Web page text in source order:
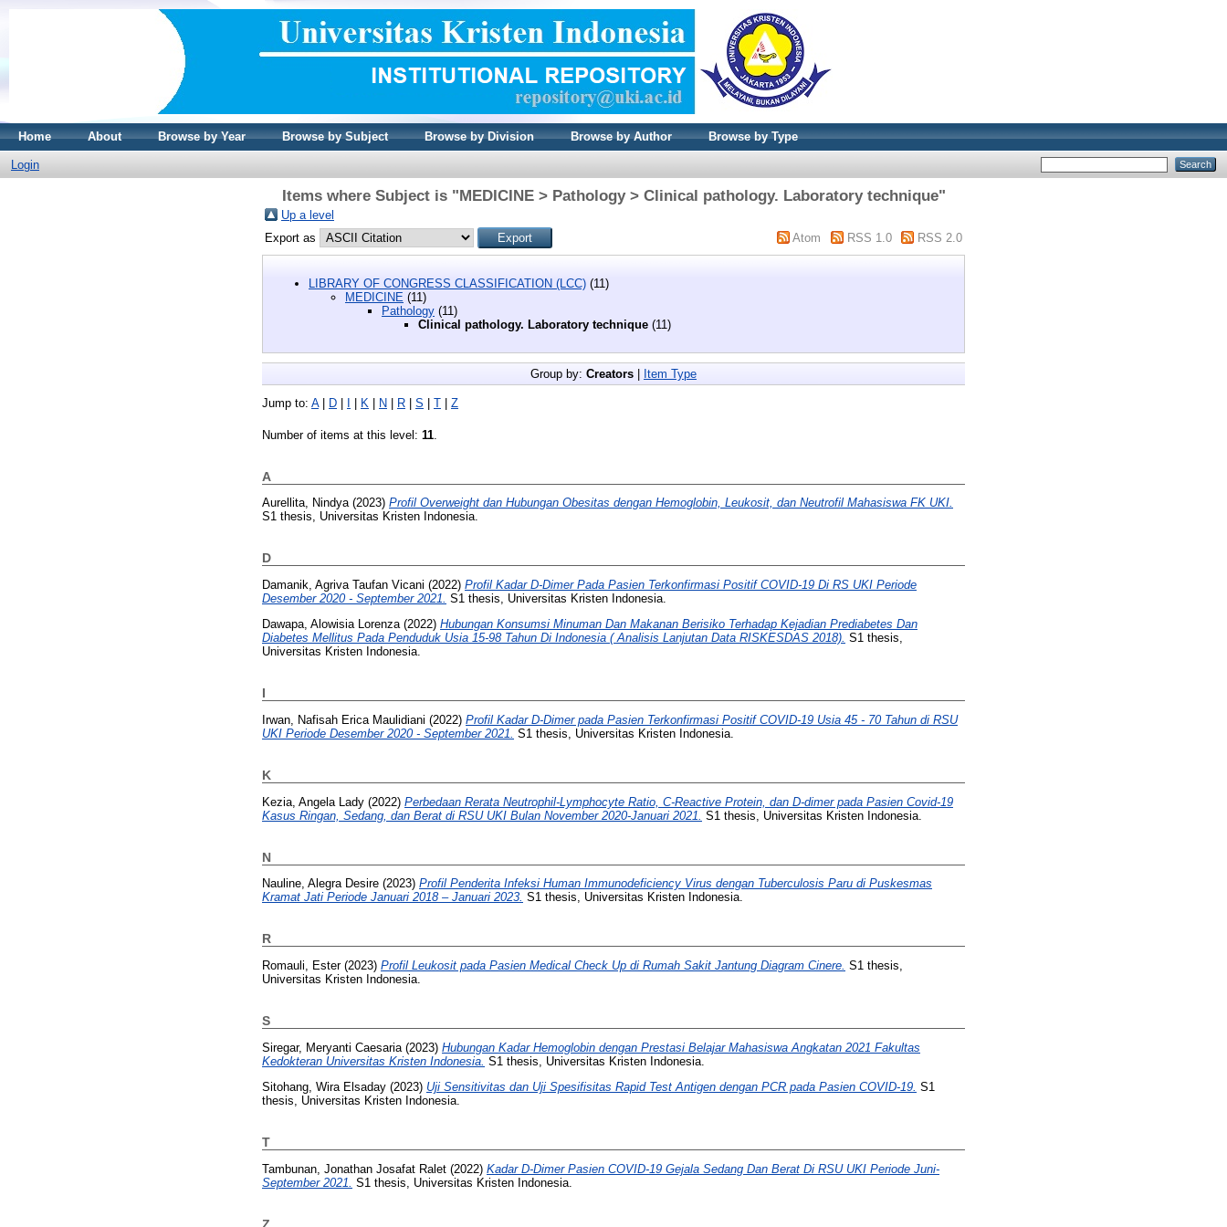
Home About Browse by Year Browse by Subject Browse by Division Browse by Author Browse by Type
Login
Items where Subject is "MEDICINE > Pathology > Clinical pathology. Laboratory technique"
Up a level
Export as
Atom RSS 1.0 RSS 2.0
LIBRARY OF CONGRESS CLASSIFICATION (LCC) (11)
MEDICINE (11)
Pathology (11)
Clinical pathology. Laboratory technique (11)
Group by: Creators | Item Type
Jump to: A| D | I | K | N | R | S | T | Z
Number of items at this level: 11
A
Aurellita, Nindya(2023) Profil Overweight dan Hubungan Obesitas dengan Hemoglobin, Leukosit, dan Neutrofil Mahasiswa FK UKI.
S1 thesis, Universitas Kristen Indonesia.
D
Damanik, Agriva Taufan Vicani (2022) Profil Kadar D-Dimer Pada Pasien Terkonfirmasi Positif COVID-19 Di RS UKI Periode
Desember 2020 - September 2021. S1 thesis, Universitas Kristen Indonesia.
Dawapa, Alowisia Lorenza (2022) Hubungan Konsumsi Minuman Dan Makanan Berisiko Terhadap Kejadian Prediabetes Dan
Diabetes Mellitus Pada Penduduk Usia 15-98 Tahun Di Indonesia ( Analisis Lanjutan Data RISKESDAS 2018). S1 thesis,
Universitas Kristen Indonesia.
I
Irwan, Nafisah Erica Maulidiani (2022) Profil Kadar D-Dimer pada Pasien Terkonfirmasi Positif COVID-19 Usia 45 - 70 Tahun di RSU
UKI Periode Desember 2020 - September 2021. S1 thesis, Universitas Kristen Indonesia.
K
Kezia, Angela Lady (2022) Perbedaan Rerata Neutrophil-Lymphocyte Ratio, C-Reactive Protein, dan D-dimer pada Pasien Covid-19
Kasus Ringan, Sedang, dan Berat di RSU UKI Bulan November 2020-Januari 2021. S1 thesis, Universitas Kristen Indonesia.
N
Nauline, Alegra Desire (2023) Profil Penderita Infeksi Human Immunodeficiency Virus dengan Tuberculosis Paru di Puskesmas
Kramat Jati Periode Januari 2018 – Januari 2023. S1 thesis, Universitas Kristen Indonesia.
R
Romauli, Ester(2023) Profil Leukosit pada Pasien Medical Check Up di Rumah Sakit Jantung Diagram Cinere. S1 thesis,
Universitas Kristen Indonesia.
S
Siregar, Meryanti Caesaria (2023) Hubungan Kadar Hemoglobin dengan Prestasi Belajar Mahasiswa Angkatan 2021 Fakultas
Kedokteran Universitas Kristen Indonesia. S1 thesis, Universitas Kristen Indonesia.
Sitohang, Wira Elsaday (2023) Uji Sensitivitas dan Uji Spesifisitas Rapid Test Antigen dengan PCR pada Pasien COVID-19. S1
thesis, Universitas Kristen Indonesia.
T
Tambunan, Jonathan Josafat Ralet (2022) Kadar D-Dimer Pasien COVID-19 Gejala Sedang Dan Berat Di RSU UKI Periode Juni-
September 2021. S1 thesis, Universitas Kristen Indonesia.
Z